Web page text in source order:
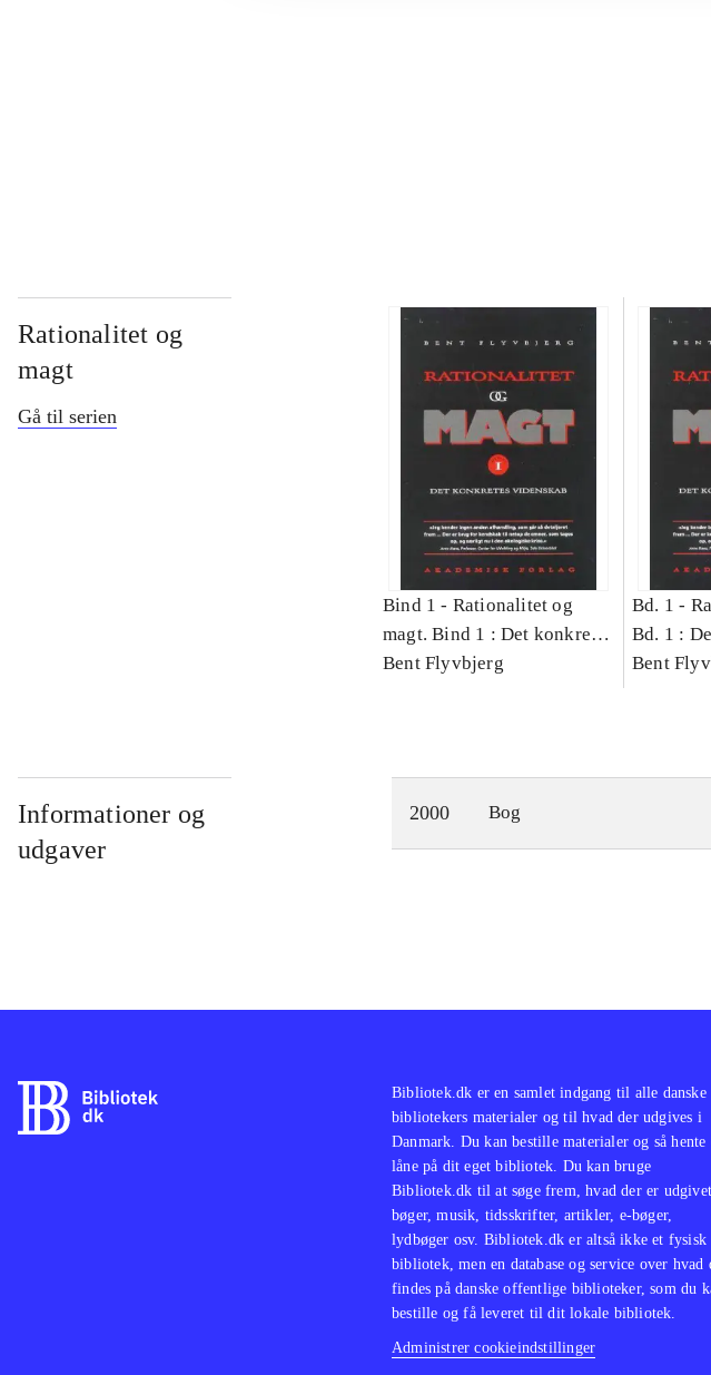
Rationalitet og
magt
Gå til serien
Bind 1 - Rationalitet og
magt. Bind 1 : Det konkretes
videnskab
Bent Flyvbjerg
Bd. 1 -
Bd. 1 :
Bent
Informationer og
udgaver
2000 Bog
Bibliotek.dk er en samlet indgang til alle danske
bibliotekers materialer og til hvad der udgives i
Danmark. Du kan bestille materialer og så hente
låne på dit eget bibliotek. Du kan bruge
Bibliotek.dk til at søge frem, hvad der er
bøger, musik, tidsskrifter, artikler, e-bøger,
lydbøger osv. Bibliotek.dk er altså ikke et fysisk
bibliotek, men en database og service over hvad
findes på danske offentlige biblioteker, som du
bestille og få leveret til dit lokale bibliotek.
Administrer cookieindstillinger